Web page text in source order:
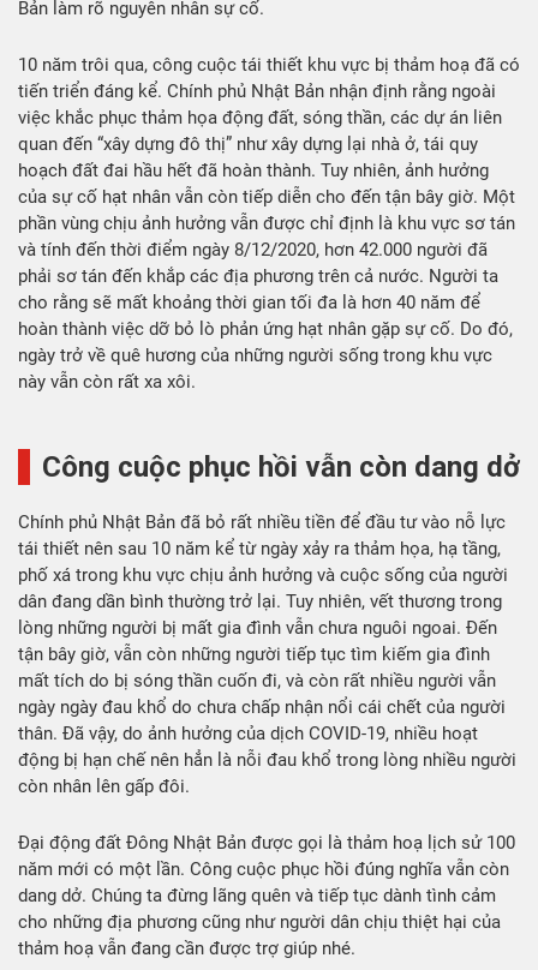
Bản làm rõ nguyên nhân sự cố.
10 năm trôi qua, công cuộc tái thiết khu vực bị thảm hoạ đã có
tiến triển đáng kể. Chính phủ Nhật Bản nhận định rằng ngoài
việc khắc phục thảm họa động đất, sóng thần, các dự án liên
quan đến “xây dựng đô thị” như xây dựng lại nhà ở, tái quy
hoạch đất đai hầu hết đã hoàn thành. Tuy nhiên, ảnh hưởng
của sự cố hạt nhân vẫn còn tiếp diễn cho đến tận bây giờ. Một
phần vùng chịu ảnh hưởng vẫn được chỉ định là khu vực sơ tán
và tính đến thời điểm ngày 8/12/2020, hơn 42.000 người đã
phải sơ tán đến khắp các địa phương trên cả nước. Người ta
cho rằng sẽ mất khoảng thời gian tối đa là hơn 40 năm để
hoàn thành việc dỡ bỏ lò phản ứng hạt nhân gặp sự cố. Do đó,
ngày trở về quê hương của những người sống trong khu vực
này vẫn còn rất xa xôi.
Công cuộc phục hồi vẫn còn dang dở
Chính phủ Nhật Bản đã bỏ rất nhiều tiền để đầu tư vào nỗ lực
tái thiết nên sau 10 năm kể từ ngày xảy ra thảm họa, hạ tầng,
phố xá trong khu vực chịu ảnh hưởng và cuộc sống của người
dân đang dần bình thường trở lại. Tuy nhiên, vết thương trong
lòng những người bị mất gia đình vẫn chưa nguôi ngoai. Đến
tận bây giờ, vẫn còn những người tiếp tục tìm kiếm gia đình
mất tích do bị sóng thần cuốn đi, và còn rất nhiều người vẫn
ngày ngày đau khổ do chưa chấp nhận nổi cái chết của người
thân. Đã vậy, do ảnh hưởng của dịch COVID-19, nhiều hoạt
động bị hạn chế nên hẳn là nỗi đau khổ trong lòng nhiều người
còn nhân lên gấp đôi.
Đại động đất Đông Nhật Bản được gọi là thảm hoạ lịch sử 100
năm mới có một lần. Công cuộc phục hồi đúng nghĩa vẫn còn
dang dở. Chúng ta đừng lãng quên và tiếp tục dành tình cảm
cho những địa phương cũng như người dân chịu thiệt hại của
thảm hoạ vẫn đang cần được trợ giúp nhé.